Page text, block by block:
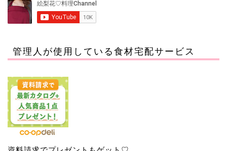
管理人が使用している食材宅配サービス